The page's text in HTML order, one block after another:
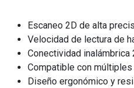
Escaneo 2D de alta
Velocidad de lectura de
Conectividad inalámbrica
Compatible con
Diseño ergonómico y